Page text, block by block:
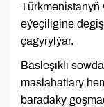
Türkmenistanyň
eýeçiligine
çagyrylýar.
Bäsleşikli
maslahatlary
baradaky